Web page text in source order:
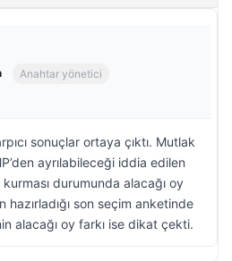
Anahtar yönetici
sonuçlar ortaya çıktı. Mutlak
ayrılabileceği iddia edilen
durumunda alacağı oy
hazırladığı son seçim anketinde
alacağı oy farkı ise dikat çekti.